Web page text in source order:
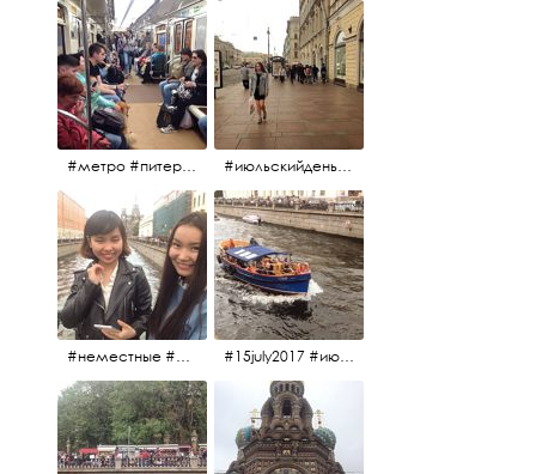
#метро #питерскоеметро #невскаялиния #июльскийдень2017 #15july2017 #невский
#неместные #июльскийдень2017 #15july2017 #июльскийдень2017 #катерок #bonfire